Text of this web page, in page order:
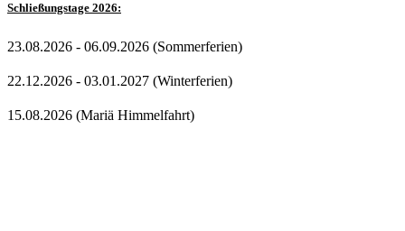
Schließungstage 2026:
23.08.2026 - 06.09.2026 (Sommerferien)
22.12.2026 - 03.01.2027 (Winterferien)
15.08.2026 (Mariä Himmelfahrt)